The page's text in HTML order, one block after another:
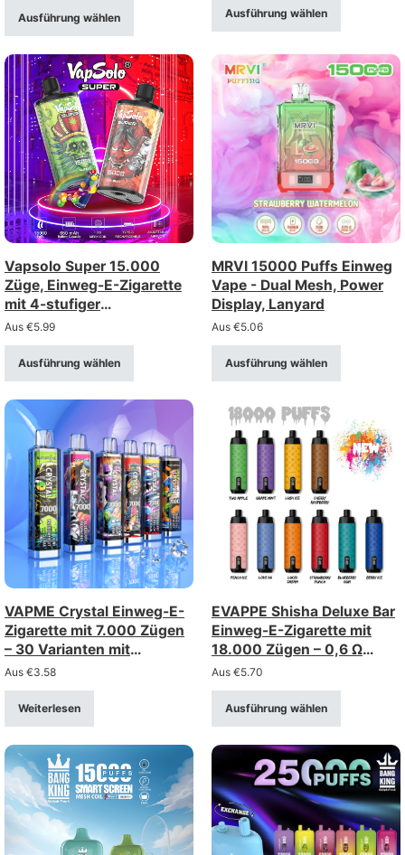
Ausführung wählen Ausführung wählen
Vapsolo Super 15.000
Züge, Einweg-E-Zigarette
mit 4-stufiger
Luftstromregelung –
aufladbar über Typ-C
(Stärke 2%/5%)
Aus €5.99
Ausführung wählen
MRVI 15000 Puffs Einweg
Vape - Dual Mesh, Power
Display, Lanyard
Aus €5.06
Ausführung wählen
VAPME Crystal Einweg-E-
Zigarette mit 7.000 Zügen
– 30 Varianten mit
wiederaufladbarem Typ-C-
Anschluss
Aus €3.58
Weiterlesen
EVAPPE Shisha Deluxe Bar
Einweg-E-Zigarette mit
18.000 Zügen – 0,6 Ω
Mesh-Spule,
wiederaufladbar (Stärke 0–
5%)
Aus €5.70
Ausführung wählen